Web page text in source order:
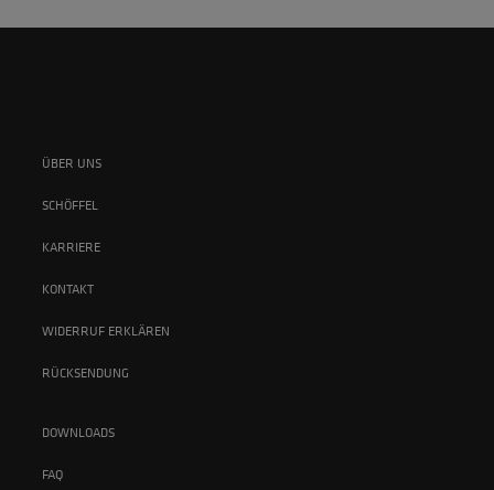
ÜBER UNS
SCHÖFFEL
KARRIERE
KONTAKT
WIDERRUF ERKLÄREN
RÜCKSENDUNG
DOWNLOADS
FAQ